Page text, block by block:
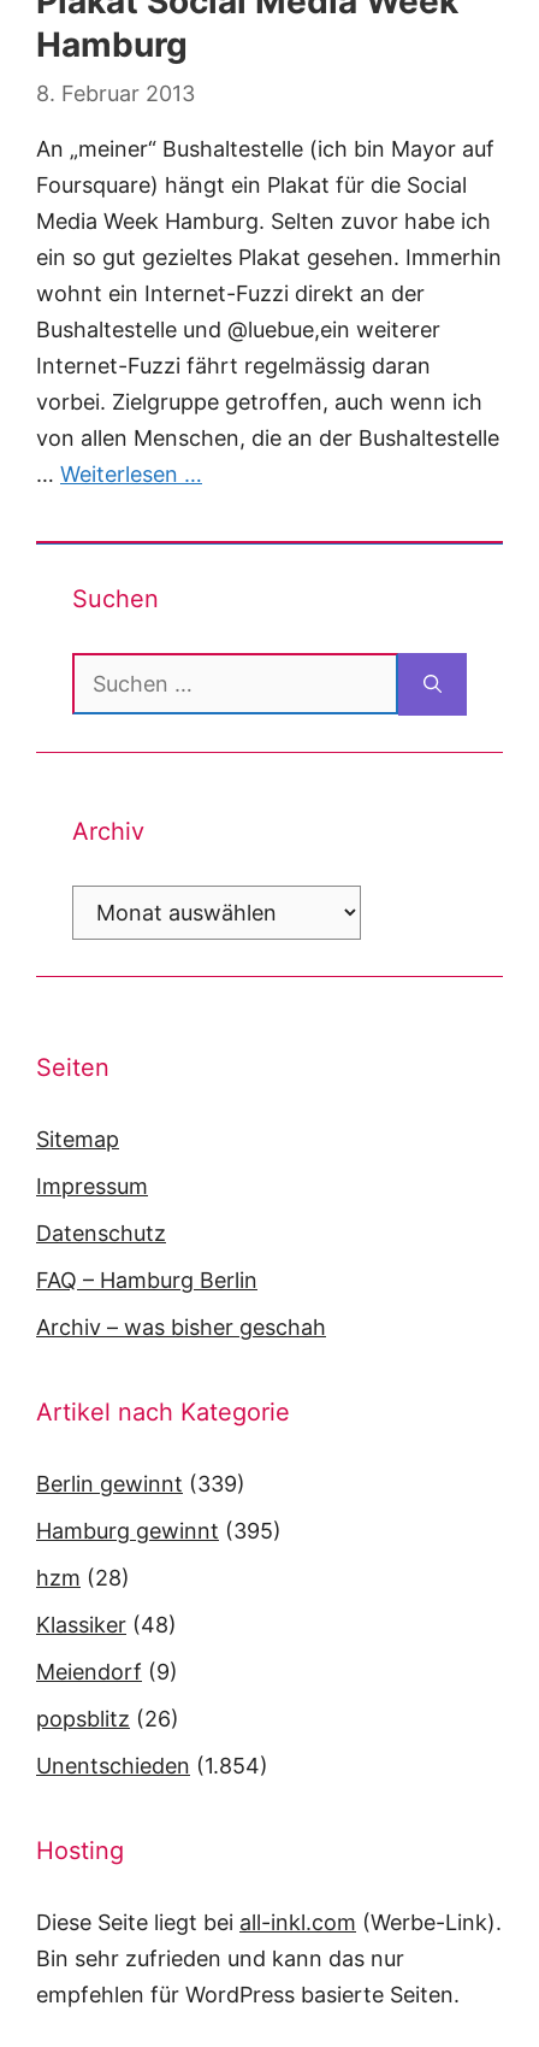
Hamburg
8. Februar 2013
An „meiner“ Bushaltestelle (ich bin Mayor auf
Foursquare) hängt ein Plakat für die Social
Media Week Hamburg. Selten zuvor habe ich
ein so gut gezieltes Plakat gesehen. Immerhin
wohnt ein Internet-Fuzzi direkt an der
Bushaltestelle und @luebue,ein weiterer
Internet-Fuzzi fährt regelmässig daran
vorbei. Zielgruppe getroffen, auch wenn ich
von allen Menschen, die an der Bushaltestelle
… Weiterlesen …
Suchen
Suchen
nach:
Archiv
Archiv
Seiten
Sitemap
Impressum
Datenschutz
FAQ – Hamburg Berlin
Archiv – was bisher geschah
Artikel nach Kategorie
Berlin gewinnt (339)
Hamburg gewinnt (395)
hzm (28)
Klassiker (48)
Meiendorf (9)
popsblitz (26)
Unentschieden (1.854)
Hosting
Diese Seite liegt bei all-inkl.com (Werbe-Link).
Bin sehr zufrieden und kann das nur
empfehlen für WordPress basierte Seiten.